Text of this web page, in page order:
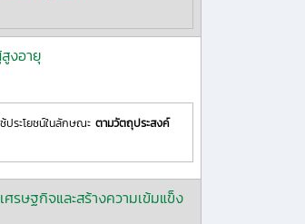
งอายุ
ช้ประโยชน์ในลักษณะ ตามวัตถุประสงค์
รษฐกิจและสร้างความเข้มแข็ง